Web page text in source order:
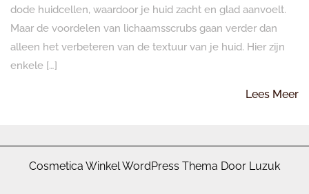
dode huidcellen, waardoor je huid zacht en glad aanvoelt.
Maar de voordelen van lichaamsscrubs gaan verder dan
alleen het verbeteren van de textuur van je huid. Hier zijn
enkele […]
Lees Meer
Cosmetica Winkel WordPress Thema Door Luzuk